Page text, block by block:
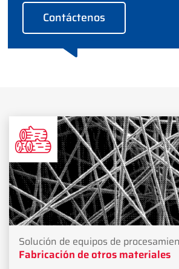
Contáctenos
Solución de equipos de
Fabricación de otros materiales